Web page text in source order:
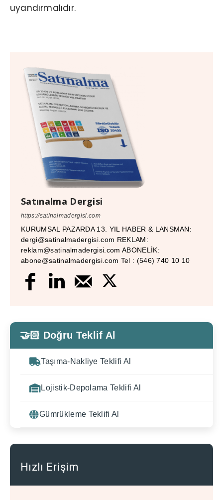
uyandırmalıdır.
Satınalma Dergisi
https://satinalmadergisi.com
KURUMSAL PAZARDA 13. YIL HABER & LANSMAN:
dergi@satinalmadergisi.com REKLAM:
reklam@satinalmadergisi.com ABONELİK:
abone@satinalmadergisi.com Tel : (546) 740 10 10
🤝🏻 Doğru Teklif Al
Taşıma-Nakliye Teklifi Al
Lojistik-Depolama Teklifi Al
Gümrükleme Teklifi Al
Hızlı Erişim